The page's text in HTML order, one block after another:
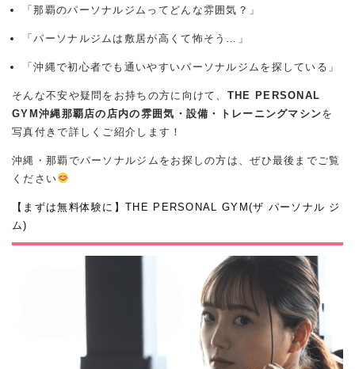
「那覇のパーソナルジムってどんな雰囲気？」
「パーソナルジムは敷居が高くて怖そう…」
「沖縄で初心者でも通いやすいパーソナルジムを探している」
そんな不安や疑問をお持ちの方に向けて、 THE PERSONAL
GYM沖縄那覇店の店内の雰囲気・設備・トレーニングマシンを
写真付きで詳しくご紹介します！
沖縄・那覇でパーソナルジムをお探しの方は、ぜひ最後までご覧
ください
【まずは無料体験に】THE PERSONAL GYM(ザ パーソナル ジ
ム)